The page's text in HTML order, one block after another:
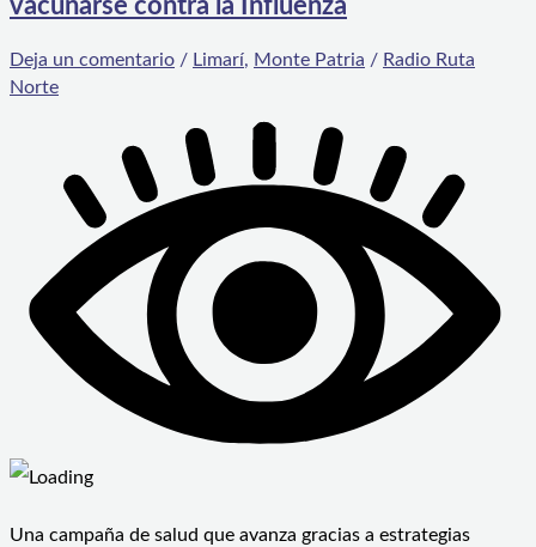
vacunarse contra la Influenza
Deja un comentario / Limarí, Monte Patria / Radio Ruta
Norte
Una campaña de salud que avanza gracias a estrategias